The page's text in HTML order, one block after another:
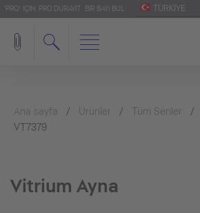
'PRO' IÇIN: PRO.DURAVIT BIR BAYI BUL TÜRKIYE
Ana sayfa Ürünler Tüm Seriler
VT7379
Vitrium Ayna